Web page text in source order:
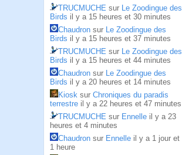
TRUCMUCHE sur Le Zoodingue des
Birds il y a 15 heures et 30 minutes
Chaudron sur Le Zoodingue des
Birds il y a 15 heures et 37 minutes
TRUCMUCHE sur Le Zoodingue des
Birds il y a 15 heures et 44 minutes
Chaudron sur Le Zoodingue des
Birds il y a 20 heures et 14 minutes
Kiosk sur Chroniques du paradis
terrestre il y a 22 heures et 47 minutes
TRUCMUCHE sur Ennelle il y a 23
heures et 4 minutes
Chaudron sur Ennelle il y a 1 jour et
1 heure